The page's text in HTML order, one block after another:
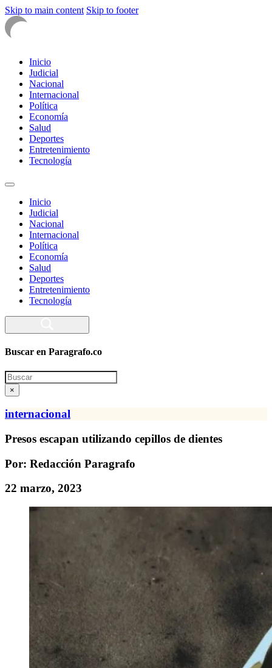
Skip to main content Skip to footer
Inicio
Judicial
Nacional
Internacional
Política
Economía
Salud
Deportes
Entretenimiento
Tecnología
Inicio
Judicial
Nacional
Internacional
Política
Economía
Salud
Deportes
Entretenimiento
Tecnología
Buscar en Paragrafo.co
Search
×
internacional
Presos escapan utilizando cepillos de dientes
Por: Redacción Paragrafo
22 marzo, 2023